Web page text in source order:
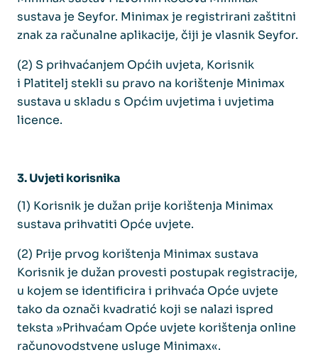
sustava je Seyfor. Minimax je registrirani zaštitni
znak za računalne aplikacije, čiji je vlasnik Seyfor.
(2) S prihvaćanjem Općih uvjeta, Korisnik
i Platitelj stekli su pravo na korištenje Minimax
sustava u skladu s Općim uvjetima i uvjetima
licence.
3. Uvjeti korisnika
(1) Korisnik je dužan prije korištenja Minimax
sustava prihvatiti Opće uvjete.
(2) Prije prvog korištenja Minimax sustava
Korisnik je dužan provesti postupak registracije,
u kojem se identificira i prihvaća Opće uvjete
tako da označi kvadratić koji se nalazi ispred
teksta »Prihvaćam Opće uvjete korištenja online
računovodstvene usluge Minimax«.